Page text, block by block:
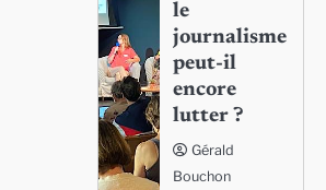
le
journalisme
peut-il
encore
lutter ?
Gérald
Bouchon